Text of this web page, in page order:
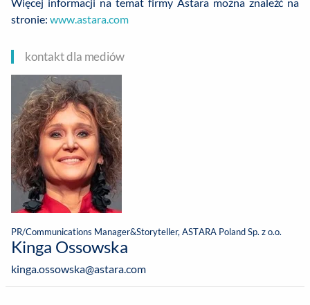
Więcej informacji na temat firmy Astara można znaleźć na
stronie: www.astara.com
kontakt dla mediów
PR/Communications Manager&Storyteller, ASTARA Poland Sp. z o.o.
Kinga Ossowska
kinga.ossowska@astara.com